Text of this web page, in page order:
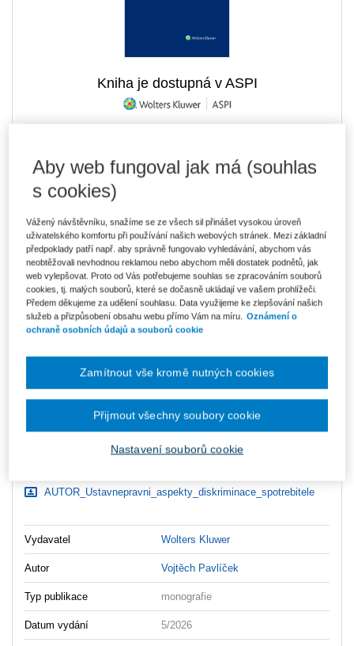
Kniha je dostupná v ASPI
272 Kč
Ušetříte 47 Kč
Tištěná kniha
Poslední kusy - neváhejte s objednávkou!
231 Kč
E-kniha Smarteca + soubory ke stažení
Připravujeme
Co je Smarteca?
Kde najdu soubory e-knih?
Upozorňujeme, že v období od 1.8. do 21.8. z technických
důvodů nemůžeme vystavovat daňové doklady. Budou vám
zaslány dodatečně e-mailem.
OBSAH_Ustavnepravni_aspekty_diskriminace_spotrebitele
AUTOR_Ustavnepravni_aspekty_diskriminace_spotrebitele
Vydavatel Wolters Kluwer
Autor Vojtěch Pavlíček
Typ publikace monografie
Datum vydání 5/2026
Aby web fungoval jak má (souhlas
s cookies)
Vážený návštěvníku, snažíme se ze všech sil přinášet vysokou úroveň
uživatelského komfortu při používání našich webových stránek. Mezi základní
předpoklady patří např. aby správně fungovalo vyhledávání, abychom vás
neobtěžovali nevhodnou reklamou nebo abychom měli dostatek podnětů, jak
web vylepšovat. Proto od Vás potřebujeme souhlas se zpracováním souborů
cookies, tj. malých souborů, které se dočasně ukládají ve vašem prohlížeči.
Předem děkujeme za udělení souhlasu. Data využijeme ke zlepšování našich
služeb a přizpůsobení obsahu webu přímo Vám na míru.
Oznámení o
ochraně osobních údajů a souborů cookie
Nastavení souborů cookie
Zamítnout vše kromě nutných cookies
Přijmout všechny soubory cookie